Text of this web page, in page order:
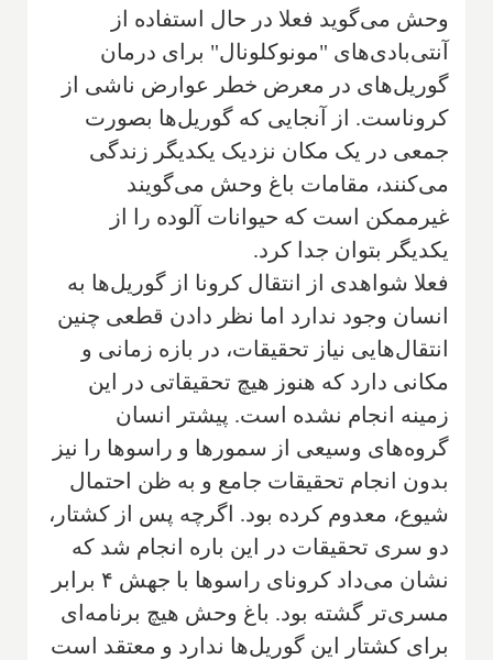
وحش می‌گوید فعلا در حال استفاده از
آنتی‌بادی‌های "مونوکلونال" برای درمان
گوریل‌های در معرض خطر عوارض ناشی از
کروناست. از آنجایی که گوریل‌ها بصورت
جمعی در یک مکان نزدیک یکدیگر زندگی
می‌کنند، مقامات باغ وحش می‌گویند
غیرممکن است که حیوانات آلوده را از
یکدیگر بتوان جدا کرد.
فعلا شواهدی از انتقال کرونا از گوریل‌ها به
انسان وجود ندارد اما نظر دادن قطعی چنین
انتقال‌هایی نیاز تحقیقات، در بازه زمانی و
مکانی دارد که هنوز هیچ تحقیقاتی در این
زمینه انجام نشده است. پیشتر انسان
گروه‌های وسیعی از سمورها و راسوها را نیز
بدون انجام تحقیقات جامع و به ظن احتمال
شیوع، معدوم کرده بود. اگرچه پس از کشتار،
دو سری تحقیقات در این باره انجام شد که
نشان می‌داد کرونای راسوها با جهش ۴ برابر
مسری‌تر گشته بود. باغ وحش هیچ برنامه‌ای
برای کشتار این گوریل‌ها ندارد و معتقد است